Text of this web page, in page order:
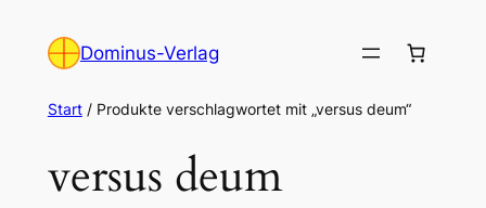
Inhalt
Dominus-Verlag
Start/ Produkte verschlagwortet mit „versus deum“
versus deum